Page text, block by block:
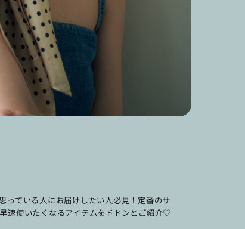
ている人にお届けしたい人必見！定番のサ
速使いたくなるアイテムをドドンとご紹介♡